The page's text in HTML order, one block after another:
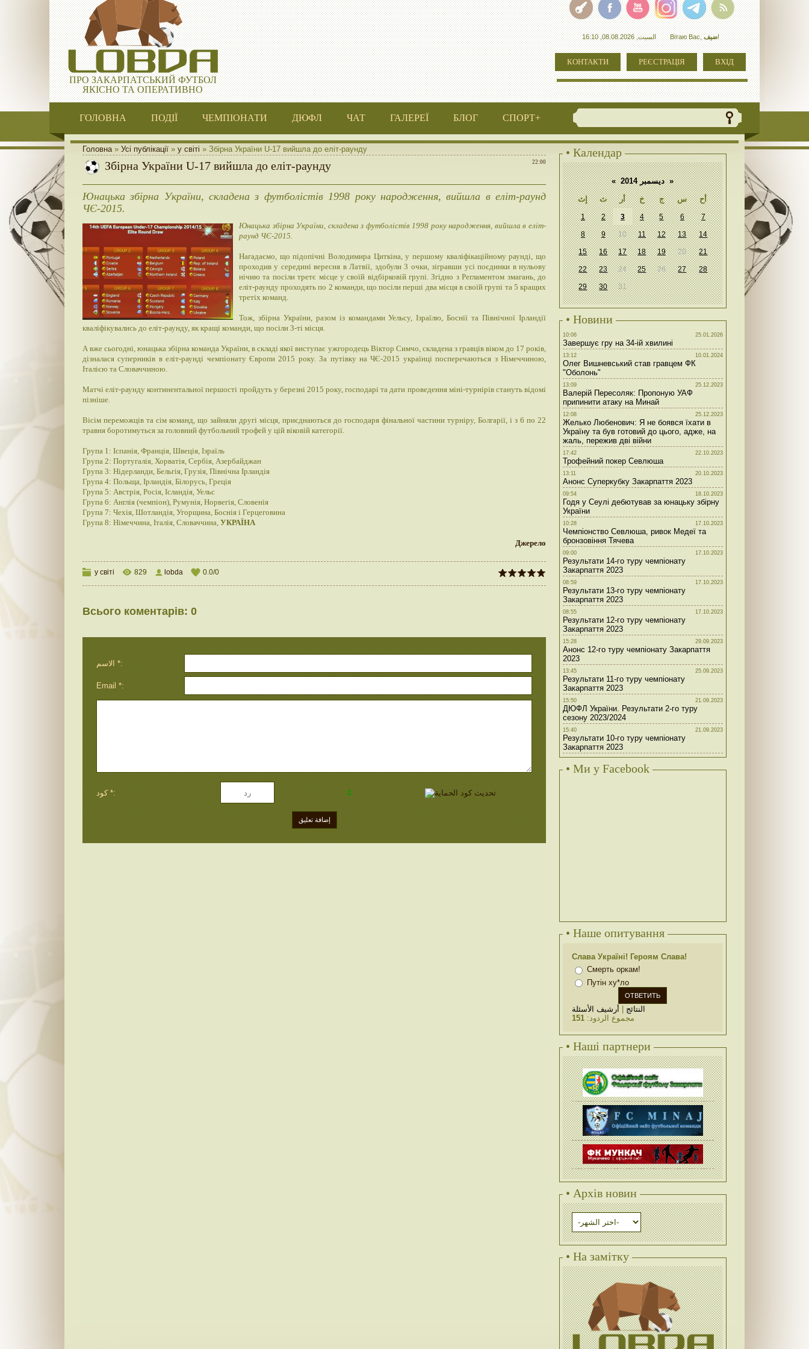
ПРО ЗАКАРПАТСЬКИЙ ФУТБОЛ
ЯКІСНО ТА ОПЕРАТИВНО
السبت, 08.08.2026, 16:10 Вітаю Вас,ضيف!
КОНТАКТИ РЕЄСТРАЦІЯ ВХІД
ГОЛОВНА ПОДІЇ ЧЕМПІОНАТИ ДЮФЛ ЧАТ ГАЛЕРЕЇ БЛОГ СПОРТ+
Головна» Усі публікації » у світі » Збірна України U-17 вийшла до еліт-раунду
22:00
Збірна України U-17 вийшла до еліт-раунду
Юнацька збірна України, складена з футболістів 1998 року народження, вийшла в еліт-раунд
ЧЄ-2015.
Юнацька збірна України, складена з футболістів 1998 року народження, вийшла в еліт-
раунд ЧЄ-2015.
Нагадаємо, що підопічні Володимира Циткіна, у першому кваліфікаційному раунді, що
проходив у середині вересня в Латвії, здобули 3 очки, зігравши усі поєдинки в нульову
нічию та посіли третє місце у своїй відбірковій групі. Згідно з Регламентом змагань, до
еліт-раунду проходять по 2 команди, що посіли перші два місця в своїй групі та 5 кращих
третіх команд.
Тож, збірна України, разом із командами Уельсу, Ізраїлю, Боснії та Північної Ірландії
кваліфікувались до еліт-раунду, як кращі команди, що посіли 3-ті місця.
А вже сьогодні, юнацька збірна команда України, в складі якої виступає ужгородець Віктор Симчо, складена з гравців віком до 17 років,
дізналася суперників в еліт-раунді чемпіонату Європи 2015 року. За путівку на ЧЄ-2015 українці посперечаються з Німеччиною,
Італією та Словаччиною.
Матчі еліт-раунду континентальної першості пройдуть у березні 2015 року, господарі та дати проведення міні-турнірів стануть відомі
пізніше.
Вісім переможців та сім команд, що зайняли другі місця, приєднаються до господаря фінальної частини турніру, Болгарії, і з 6 по 22
травня боротимуться за головний футбольний трофей у цій віковій категорії.
Група 1: Іспанія, Франція, Швеція, Ізраїль
Група 2: Португалія, Хорватія, Сербія, Азербайджан
Група 3: Нідерланди, Бельгія, Грузія, Північна Ірландія
Група 4: Польща, Ірландія, Білорусь, Греція
Група 5: Австрія, Росія, Ісландія, Уельс
Група 6: Англія (чемпіон), Румунія, Норвегія, Словенія
Група 7: Чехія, Шотландія, Угорщина, Боснія і Герцеговина
Група 8: Німеччина, Італія, Словаччина, УКРАЇНА
Джерело
у світі 829 lobda 0.0/0
Всього коментарів: 0
الاسم *:
Email *:
كود *:
• Календар
« ديسمبر 2014 »
إث
ث أر خ ج س أح
1 2 3 4 5 6 7
8 9 10 11 12 13 14
15 16 17 18 19 20 21
22 23 24 25 26 27 28
29 30 31
• Новини
10:06 25.01.2026
Завершує гру на 34-ій хвилині
13:12 10.01.2024
Олег Вишневський став гравцем ФК
"Оболонь"
13:09 25.12.2023
Валерій Пересоляк: Пропоную УАФ
припинити атаку на Минай
12:08 25.12.2023
Желько Любенович: Я не боявся їхати в
Україну та був готовий до цього, адже, на
жаль, пережив дві війни
17:42 22.10.2023
Трофейний покер Севлюша
13:11 20.10.2023
Анонс Суперкубку Закарпаття 2023
09:54 18.10.2023
Годя у Сеулі дебютував за юнацьку збірну
України
10:28 17.10.2023
Чемпіонство Севлюша, ривок Медеї та
бронзовіння Тячева
09:00 17.10.2023
Результати 14-го туру чемпіонату
Закарпаття 2023
08:59 17.10.2023
Результати 13-го туру чемпіонату
Закарпаття 2023
08:55 17.10.2023
Результати 12-го туру чемпіонату
Закарпаття 2023
15:28 29.09.2023
Анонс 12-го туру чемпіонату Закарпаття
2023
13:45 25.09.2023
Результати 11-го туру чемпіонату
Закарпаття 2023
15:50 21.09.2023
ДЮФЛ України. Результати 2-го туру
сезону 2023/2024
15:40 21.09.2023
Результати 10-го туру чемпіонату
Закарпаття 2023
• Ми у Facebook
• Наше опитування
Слава Україні! Героям Слава!
Смерть оркам!
Путін ху*ло
النتائج
أرشيف الأسئلة
مجموع الردود:151
• Наші партнери
• Архів новин
• На замітку